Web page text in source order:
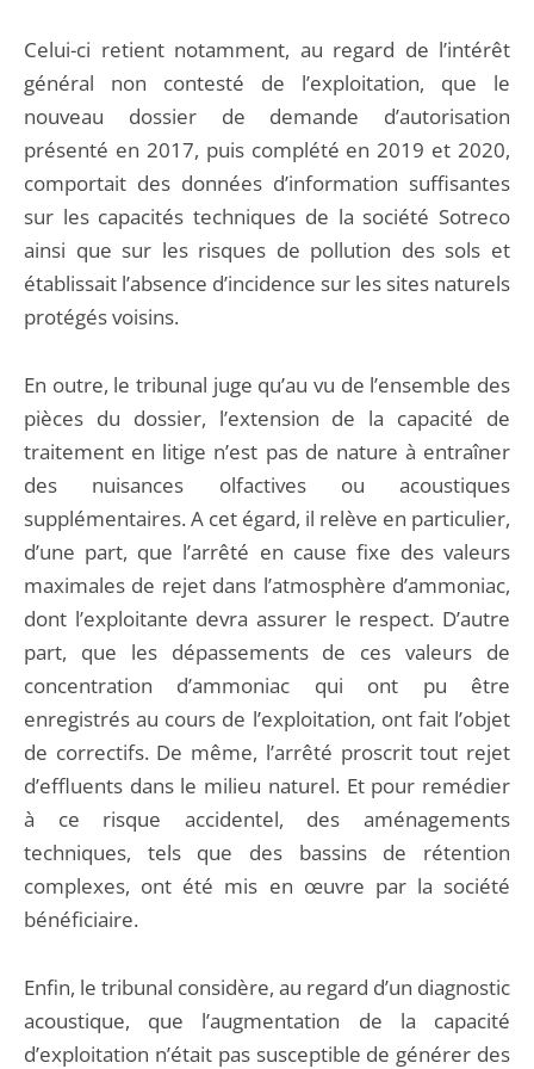
Celui-ci retient notamment, au regard de l’intérêt
général non contesté de l’exploitation, que le
nouveau dossier de demande d’autorisation
présenté en 2017, puis complété en 2019 et 2020,
comportait des données d’information suffisantes
sur les capacités techniques de la société Sotreco
ainsi que sur les risques de pollution des sols et
établissait l’absence d’incidence sur les sites naturels
protégés voisins.
En outre, le tribunal juge qu’au vu de l’ensemble des
pièces du dossier, l’extension de la capacité de
traitement en litige n’est pas de nature à entraîner
des nuisances olfactives ou acoustiques
supplémentaires. A cet égard, il relève en particulier,
d’une part, que l’arrêté en cause fixe des valeurs
maximales de rejet dans l’atmosphère d’ammoniac,
dont l’exploitante devra assurer le respect. D’autre
part, que les dépassements de ces valeurs de
concentration d’ammoniac qui ont pu être
enregistrés au cours de l’exploitation, ont fait l’objet
de correctifs. De même, l’arrêté proscrit tout rejet
d’effluents dans le milieu naturel. Et pour remédier
à ce risque accidentel, des aménagements
techniques, tels que des bassins de rétention
complexes, ont été mis en œuvre par la société
bénéficiaire.
Enfin, le tribunal considère, au regard d’un diagnostic
acoustique, que l’augmentation de la capacité
d’exploitation n’était pas susceptible de générer des